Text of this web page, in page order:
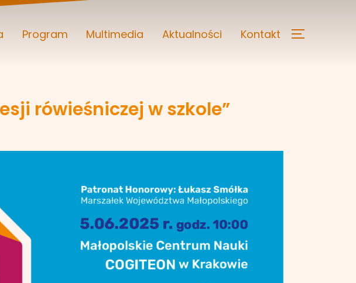
Program Multimedia Aktualności Kontakt
rówieśniczej w szkole”